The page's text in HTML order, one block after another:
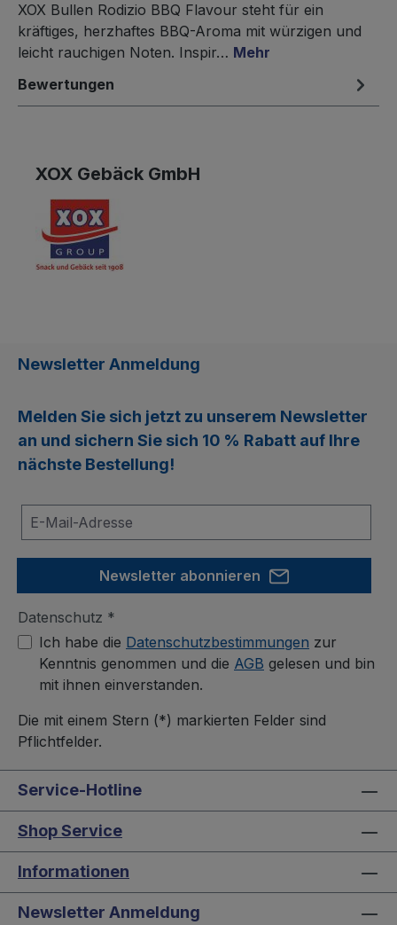
XOX Bullen Rodizio BBQ Flavour steht für ein
kräftiges, herzhaftes BBQ-Aroma mit würzigen und
leicht rauchigen Noten. Inspir… Mehr
Bewertungen
XOX Gebäck GmbH
Newsletter Anmeldung
Melden Sie sich jetzt zu unserem Newsletter
an und sichern Sie sich 10 % Rabatt auf Ihre
nächste Bestellung!
Newsletter abonnieren
Datenschutz *
Ich habe die Datenschutzbestimmungen zur
Kenntnis genommen und die AGB gelesen und bin
mit ihnen einverstanden.
Die mit einem Stern (*) markierten Felder sind
Pflichtfelder.
Service-Hotline
Shop Service
Informationen
Newsletter Anmeldung